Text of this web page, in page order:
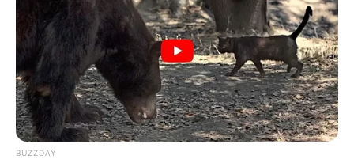
bersantai sejenak dari rutinitas yang ada.
Kamu bisa mencoba berbagai hal yang kamu sukai, menonton
komedi sehingga membuatmu tertawa, bersantai dan bisa juga
dengan berolahraga.
5. Jangan lupakan olahraga
BUZZDAY